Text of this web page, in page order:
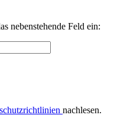
nebenstehende Feld ein:
nachlesen.